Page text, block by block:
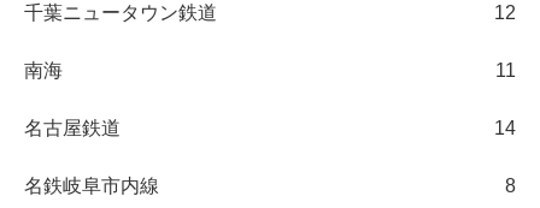
千葉ニュータウン鉄道 12
南海 11
名古屋鉄道 14
名鉄岐阜市内線 8